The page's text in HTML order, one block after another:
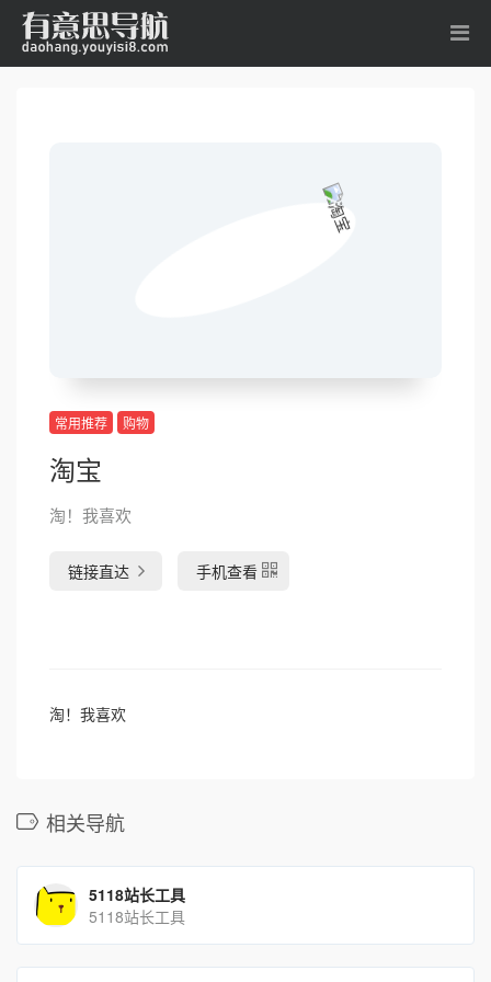
常用推荐 购物
淘宝
淘！我喜欢
链接直达 手机查看
淘！我喜欢
相关导航
5118站长工具
5118站长工具